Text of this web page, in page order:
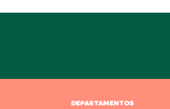
DEPARTAMENTOS